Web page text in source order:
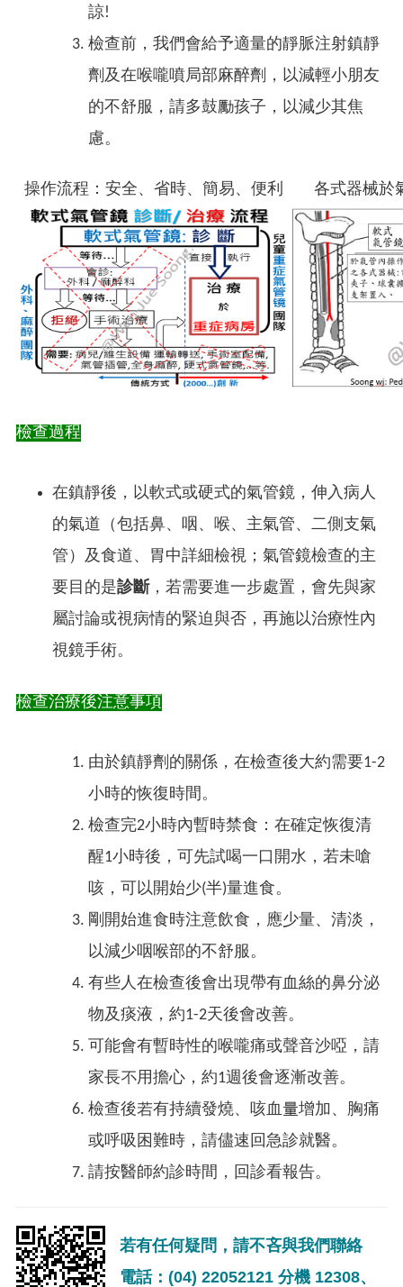
諒!
檢查前，我們會給予適量的靜脈注射鎮靜
劑及在喉嚨噴局部麻醉劑，以減輕小朋友
的不舒服，請多鼓勵孩子，以減少其焦
慮。
操作流程：安全、省時、簡易、便利 各式器械於
檢查過程
在鎮靜後，以軟式或硬式的氣管鏡，伸入病人
的氣道（包括鼻、咽、喉、主氣管、二側支氣
管）及食道、胃中詳細檢視；氣管鏡檢查的主
要目的是診斷，若需要進一步處置，會先與家
屬討論或視病情的緊迫與否，再施以治療性內
視鏡手術。
檢查治療後注意事項
由於鎮靜劑的關係，在檢查後大約需要1-2
小時的恢復時間。
檢查完2小時內暫時禁食：在確定恢復清
醒1小時後，可先試喝一口開水，若未嗆
咳，可以開始少(半)量進食。
剛開始進食時注意飲食，應少量、清淡，
以減少咽喉部的不舒服。
有些人在檢查後會出現帶有血絲的鼻分泌
物及痰液，約1-2天後會改善。
可能會有暫時性的喉嚨痛或聲音沙啞，請
家長不用擔心，約1週後會逐漸改善。
檢查後若有持續發燒、咳血量增加、胸痛
或呼吸困難時，請儘速回急診就醫。
請按醫師約診時間，回診看報告。
若有任何疑問，請不吝與我們聯絡
電話：(04) 22052121 分機 12308、